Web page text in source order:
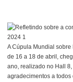
A Cúpula Mundial
de 16 a 18 de abril,
ano, realizado no Hall
agradecimentos a